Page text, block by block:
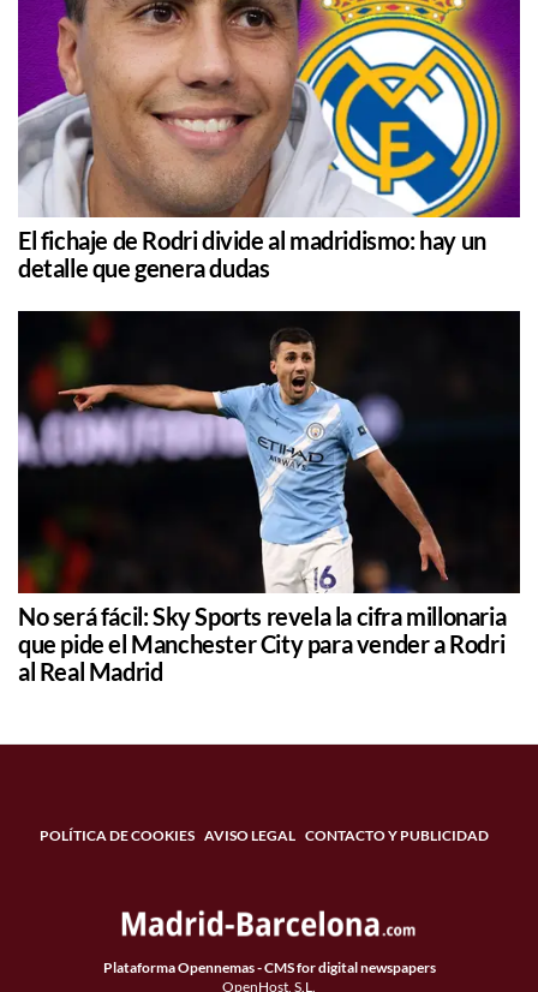
El fichaje de Rodri divide al madridismo: hay un
detalle que genera dudas
No será fácil: Sky Sports revela la cifra millonaria
que pide el Manchester City para vender a Rodri
al Real Madrid
POLÍTICA DE COOKIES AVISO LEGAL CONTACTO Y PUBLICIDAD
Plataforma Opennemas - CMS for digital newspapers
OpenHost, S.L.